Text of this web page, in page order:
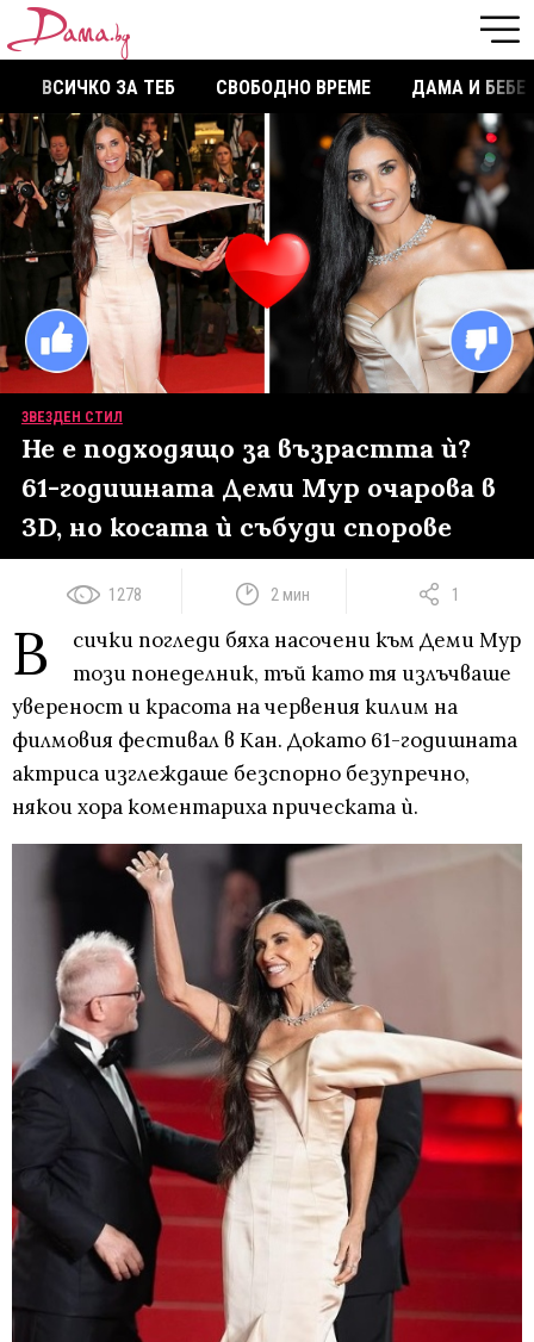
ВСИЧКО ЗА ТЕБ СВОБОДНО ВРЕМЕ ДАМА И БЕБЕ
ЗВЕЗДЕН СТИЛ
Не е подходящо за възрастта ѝ?
61-годишната Деми Мур очарова в
3D, но косата ѝ събуди спорове
1278 2 мин 1
В
сички погледи бяха насочени към Деми Мур
този понеделник, тъй като тя излъчваше
увереност и красота на червения килим на
филмовия фестивал в Кан. Докато 61-годишната
актриса изглеждаше безспорно безупречно,
някои хора коментариха прическата ѝ.